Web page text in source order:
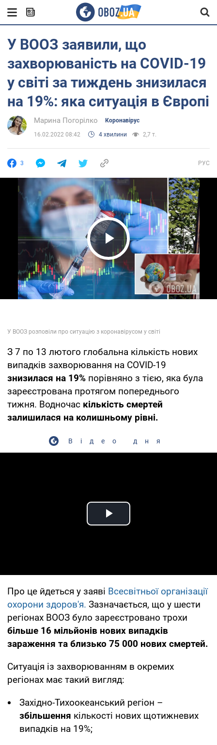
У ВООЗ заявили, що
захворюваність на COVID-19
у світі за тиждень знизилася
на 19%: яка ситуація в Європі
Марина Погорілко Коронавірус
16.02.2022 08:42 4 хвилини 2,7 т.
3 РУС
Play Video
З 7 по 13 лютого глобальна кількість нових
випадків захворювання на COVID-19
знизилася на 19% порівняно з тією, яка була
зареєстрована протягом попереднього
тижня. Водночас кількість смертей
залишилася на колишньому рівні.
Відео дня
Play Video
Про це йдеться у заяві Всесвітньої організації
охорони здоров'я. Зазначається, що у шести
регіонах ВООЗ було зареєстровано трохи
більше 16 мільйонів нових випадків
зараження та близько 75 000 нових смертей.
Ситуація із захворюванням в окремих
регіонах має такий вигляд:
Західно-Тихоокеанський регіон –
збільшення кількості нових щотижневих
випадків на 19%;